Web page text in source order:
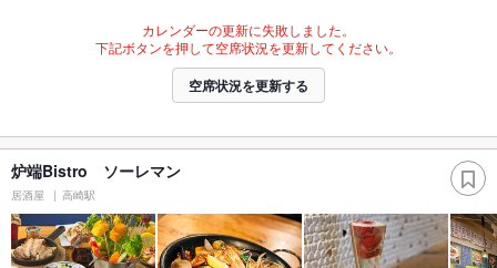
カレンダーの更新に失敗しました。
下記ボタンを押して空席状況を更新してください。
空席状況を更新する
炉端Bistro ソーレマン
居酒屋 高崎駅